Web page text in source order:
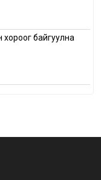
байгуулна
шалгах,